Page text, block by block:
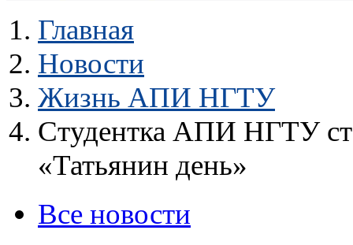
Главная
Новости
Жизнь АПИ НГТУ
Студентка АПИ НГТУ
«Татьянин день»
Все новости